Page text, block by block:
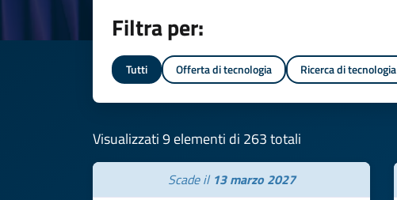
Filtra per:
Tutti Offerta di tecnologia Ricerca di tecnologia
Visualizzati 9 elementi di 263 totali
Scade il 13 marzo 2027